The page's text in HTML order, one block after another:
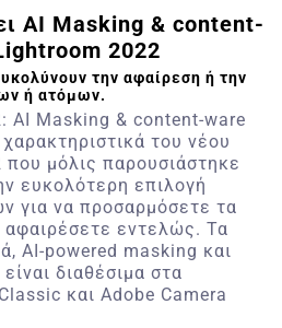
AI Masking & content-
2022
την αφαίρεση ή την
ή ατόμων.
AI Masking & content-ware
του νέου
μόλις παρουσιάστηκε
ευκολότερη επιλογή
για να προσαρμόσετε τα
εντελώς. Τα
AI-powered masking και
διαθέσιμα στα
και Adobe Camera